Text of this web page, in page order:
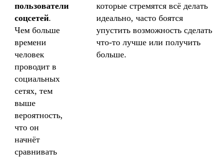
пользователи
соцсетей.
Чем больше
времени
человек
проводит в
социальных
сетях, тем
выше
вероятность,
что он
начнёт
сравнивать
которые стремятся всё делать
идеально, часто боятся
упустить возможность сделать
что-то лучше или получить
больше.